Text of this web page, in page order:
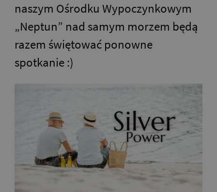
naszym Ośrodku Wypoczynkowym
„Neptun” nad samym morzem będą
razem świętować ponowne
spotkanie :)